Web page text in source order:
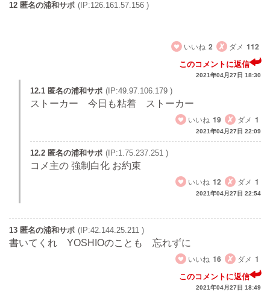
12 匿名の浦和サポ (IP:126.161.57.156 )
いいね 2 ダメ 112
このコメントに返信
2021年04月27日 18:30
12.1 匿名の浦和サポ (IP:49.97.106.179 )
ストーカー 今日も粘着 ストーカー
いいね 19 ダメ 1
2021年04月27日 22:09
12.2 匿名の浦和サポ (IP:1.75.237.251 )
コメ主の 強制白化 お約束
いいね 12 ダメ 1
2021年04月27日 22:54
13 匿名の浦和サポ (IP:42.144.25.211 )
書いてくれ YOSHIOのことも 忘れずに
いいね 16 ダメ 1
このコメントに返信
2021年04月27日 18:49